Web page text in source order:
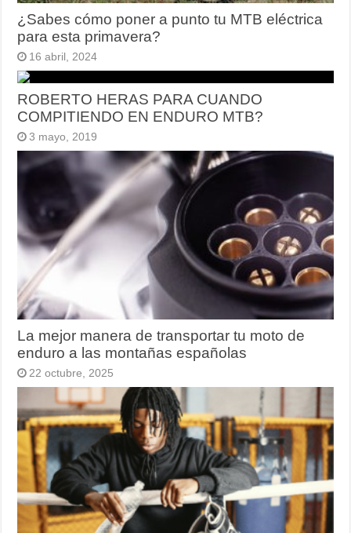
¿Sabes cómo poner a punto tu MTB eléctrica
para esta primavera?
16 abril, 2024
ROBERTO HERAS PARA CUANDO
COMPITIENDO EN ENDURO MTB?
3 mayo, 2019
La mejor manera de transportar tu moto de
enduro a las montañas españolas
22 octubre, 2025